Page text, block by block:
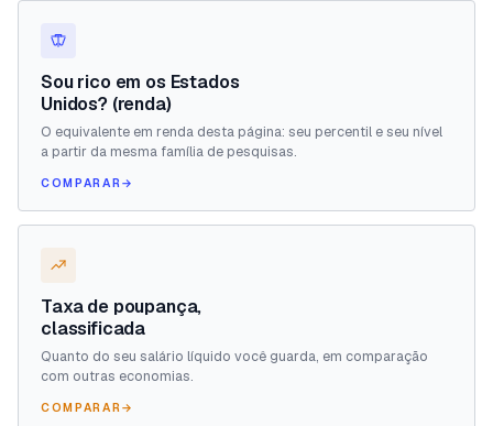
Sou rico em os Estados
Unidos? (renda)
O equivalente em renda desta página: seu percentil e seu nível
a partir da mesma família de pesquisas.
COMPARAR →
Taxa de poupança,
classificada
Quanto do seu salário líquido você guarda, em comparação
com outras economias.
COMPARAR →